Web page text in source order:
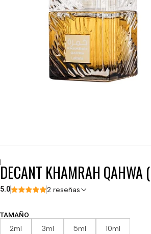
|
DECANT KHAMRAH QAHWA
5.0 2 reseñas
TAMAÑO
2ml 3ml 5ml 10ml